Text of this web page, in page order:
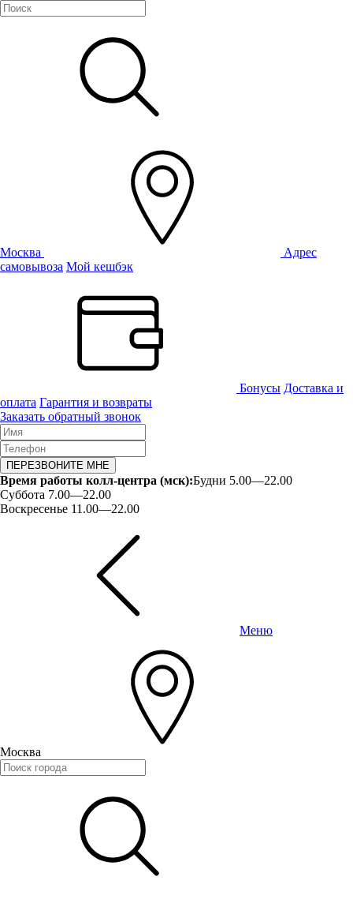
Москва
Адрес
самовывоза Мой кешбэк
Бонусы Доставка и
оплата Гарантия и возвраты
Заказать обратный звонок
ПЕРЕЗВОНИТЕ МНЕ
Время работы колл-центра (мск):Будни 5.00—22.00
Суббота 7.00—22.00
Воскресенье 11.00—22.00
Меню
Москва